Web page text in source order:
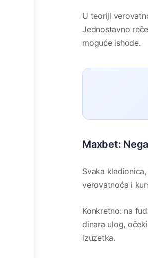
U teoriji
Jednostavno
moguće ishode.
Maxbet:
Svaka
verovatnoća i
Konkretno: na
dinara ulog,
izuzetka.